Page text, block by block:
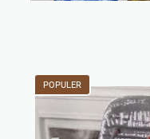
POPULER